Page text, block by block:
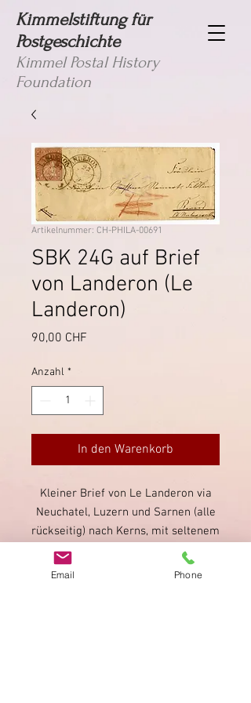
Kimmelstiftung für
Postgeschichte
Kimmel Postal History
Foundation
Artikelnummer: CH-PHILA-00691
SBK 24G auf Brief
von Landeron (Le
Landeron)
90,00 CHF
Anzahl *
In den Warenkorb
Kleiner Brief von Le Landeron via
Neuchatel, Luzern und Sarnen (alle
rückseitig) nach Kerns, mit seltenem
Stempel von Landeron. Strubeli
entwertet mit dem Stempel von
Email Phone